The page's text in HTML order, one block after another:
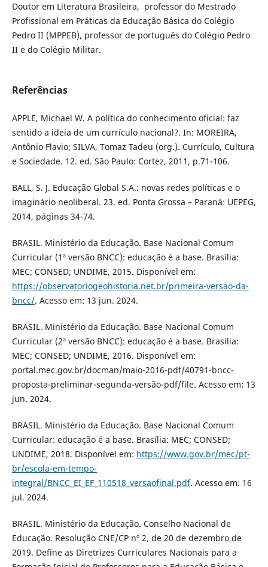
Doutor em Literatura Brasileira, professor do Mestrado
Profissional em Práticas da Educação Básica do Colégio
Pedro II (MPPEB), professor de português do Colégio Pedro
II e do Colégio Militar.
Referências
APPLE, Michael W. A política do conhecimento oficial: faz
sentido a ideia de um currículo nacional?. In: MOREIRA,
Antônio Flavio; SILVA, Tomaz Tadeu (org.). Currículo, Cultura
e Sociedade. 12. ed. São Paulo: Cortez, 2011, p.71-106.
BALL, S. J. Educação Global S.A.: novas redes políticas e o
imaginário neoliberal. 23. ed. Ponta Grossa – Paraná: UEPEG,
2014, páginas 34-74.
BRASIL. Ministério da Educação. Base Nacional Comum
Curricular (1ª versão BNCC): educação é a base. Brasília:
MEC; CONSED; UNDIME, 2015. Disponível em:
https://observatoriogeohistoria.net.br/primeira-versao-da-
bncc/. Acesso em: 13 jun. 2024.
BRASIL. Ministério da Educação. Base Nacional Comum
Curricular (2ª versão BNCC): educação é a base. Brasília:
MEC; CONSED; UNDIME, 2016. Disponível em:
portal.mec.gov.br/docman/maio-2016-pdf/40791-bncc-
proposta-preliminar-segunda-versão-pdf/file. Acesso em: 13
jun. 2024.
BRASIL. Ministério da Educação. Base Nacional Comum
Curricular: educação é a base. Brasília: MEC; CONSED;
UNDIME, 2018. Disponível em: https://www.gov.br/mec/pt-
br/escola-em-tempo-
integral/BNCC_EI_EF_110518_versaofinal.pdf. Acesso em: 16
jul. 2024.
BRASIL. Ministério da Educação. Conselho Nacional de
Educação. Resolução CNE/CP nº 2, de 20 de dezembro de
2019. Define as Diretrizes Curriculares Nacionais para a